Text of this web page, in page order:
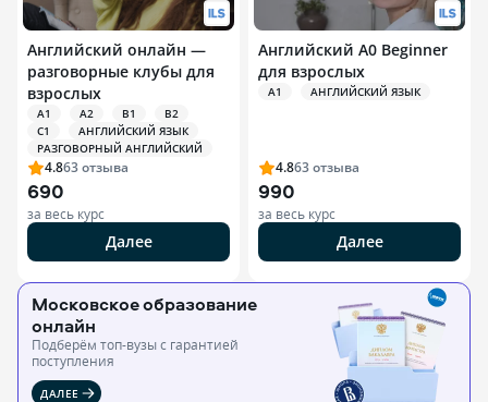
Английский онлайн —
разговорные клубы для
взрослых
A1 A2 B1
B2
C1
АНГЛИЙСКИЙ ЯЗЫК
РАЗГОВОРНЫЙ АНГЛИЙСКИЙ
4.863отзыва
690
за весь курс
Далее
Английский A0 Beginner
для взрослых
A1 АНГЛИЙСКИЙ ЯЗЫК
4.863отзыва
990
за весь курс
Далее
Московское образование
онлайн
Подберём топ-вузы c гарантией
поступления
ДАЛЕЕ